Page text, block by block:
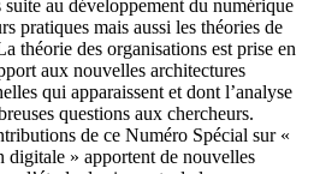
suite au développement du numérique
pratiques mais aussi les théories de
théorie des organisations est prise en
aux nouvelles architectures
qui apparaissent et dont l’analyse
questions aux chercheurs.
de ce Numéro Spécial sur «
digitale » apportent de nouvelles